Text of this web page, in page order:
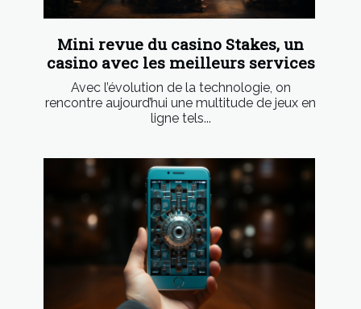
Mini revue du casino Stakes, un
casino avec les meilleurs services
Avec l’évolution de la technologie, on
rencontre aujourd’hui une multitude de jeux en
ligne tels...